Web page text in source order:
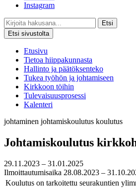
Instagram
Etsi
Etsi sivustolta
Etusivu
Tietoa hiippakunnasta
Hallinto ja päätöksenteko
Tukea työhön ja johtamiseen
Kirkkoon töihin
Tulevaisuusprosessi
Kalenteri
johtaminen johtamiskoulutus koulutus
Johtamiskoulutus
29.11.2023 – 31.01.2025
Ilmoittautumisaika 28.08.2023 –
Koulutus on tarkoitettu seurakuntien